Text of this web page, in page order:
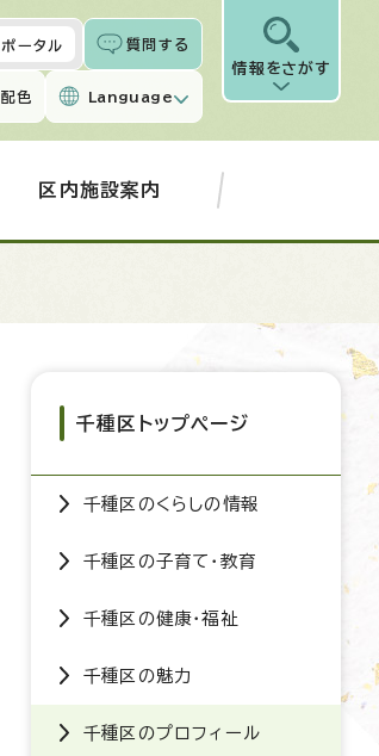
ータル 質問する
色 Language
情報をさがす
区内施設案内
千種区トップページ
千種区のくらしの情報
千種区の子育て・教育
千種区の健康・福祉
千種区の魅力
千種区のプロフィール